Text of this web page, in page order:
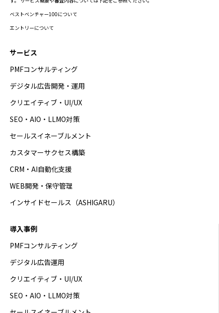
ベストベンチャー100について
エントリーについて
サービス
PMFコンサルティング
デジタル広告開発・運用
クリエイティブ・UI/UX
SEO・AIO・LLMO対策
セールスイネーブルメント
カスタマーサクセス構築
CRM・AI自動化支援
WEB開発・保守管理
インサイドセールス（ASHIGARU）
導入事例
PMFコンサルティング
デジタル広告運用
クリエイティブ・UI/UX
SEO・AIO・LLMO対策